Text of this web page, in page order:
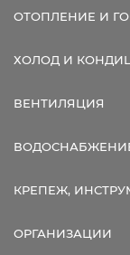
ОТОПЛЕНИЕ И
ХОЛОД И
ВЕНТИЛЯЦИЯ
КРЕПЕЖ,
ОРГАНИЗАЦИИ